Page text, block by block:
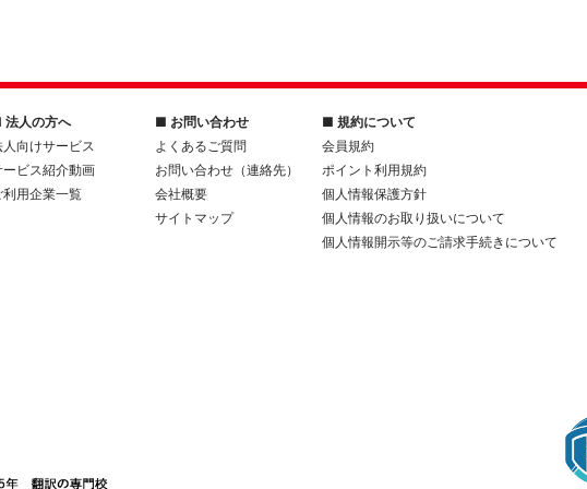
法人の方へ
人向けサービス
ービス紹介動画
利用企業一覧
■ お問い合わせ
よくあるご質問
お問い合わせ（連絡先）
会社概要
サイトマップ
■ 規約について
会員規約
ポイント利用規約
個人情報保護方針
個人情報のお取り扱いについて
個人情報開示等のご請求手続きについて